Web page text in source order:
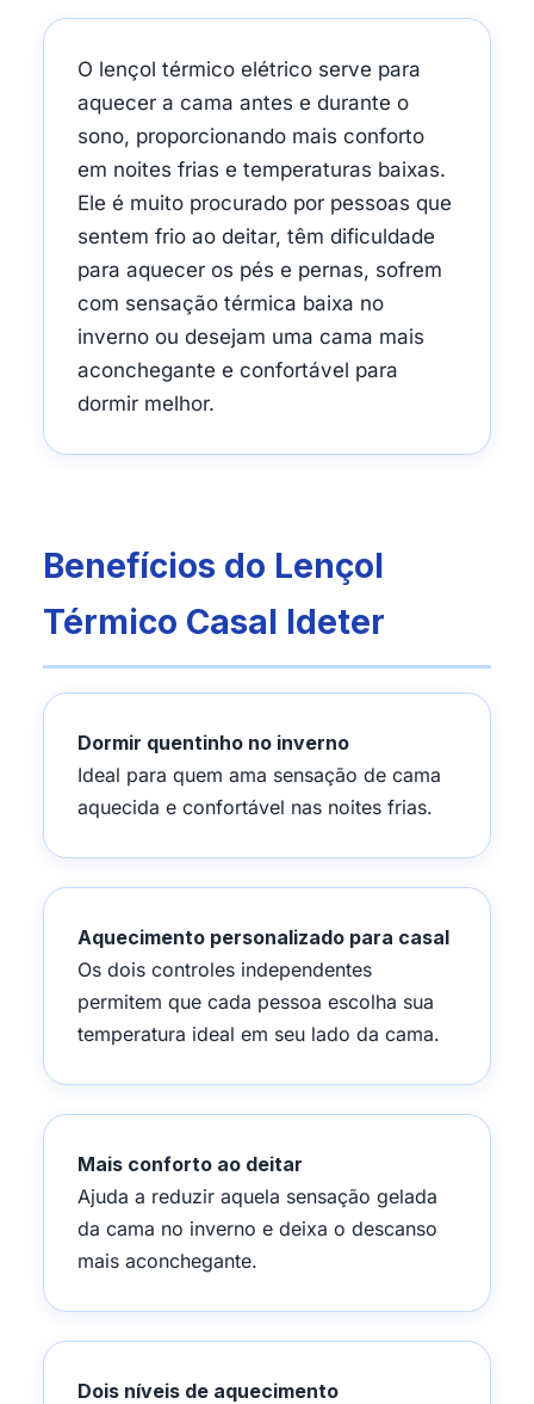
O lençol térmico elétrico serve para
aquecer a cama antes e durante o
sono, proporcionando mais conforto
em noites frias e temperaturas baixas.
Ele é muito procurado por pessoas que
sentem frio ao deitar, têm dificuldade
para aquecer os pés e pernas, sofrem
com sensação térmica baixa no
inverno ou desejam uma cama mais
aconchegante e confortável para
dormir melhor.
Benefícios do Lençol
Térmico Casal Ideter
Dormir quentinho no inverno
Ideal para quem ama sensação de cama
aquecida e confortável nas noites frias.
Aquecimento personalizado para casal
Os dois controles independentes
permitem que cada pessoa escolha sua
temperatura ideal em seu lado da cama.
Mais conforto ao deitar
Ajuda a reduzir aquela sensação gelada
da cama no inverno e deixa o descanso
mais aconchegante.
Dois níveis de aquecimento